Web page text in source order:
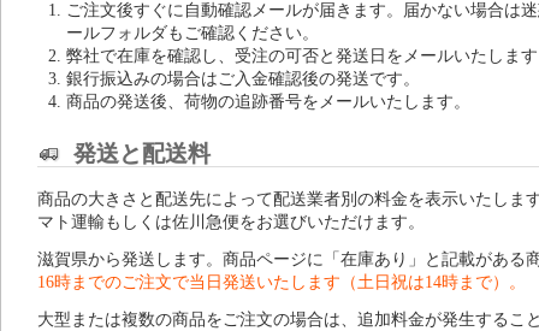
ご注文後すぐに自動確認メールが届きます。届かない場合は
ールフォルダもご確認ください。
弊社で在庫を確認し、受注の可否と発送日をメールいたしま
銀行振込みの場合はご入金確認後の発送です。
商品の発送後、荷物の追跡番号をメールいたします。
発送と配送料
商品の大きさと配送先によって配送業者別の料金を表示いたしま
マト運輸もしくは佐川急便をお選びいただけます。
滋賀県から発送します。商品ページに「在庫あり」と記載がある
16時までのご注文で当日発送いたします（土日祝は14時まで）。
大型または複数の商品をご注文の場合は、追加料金が発生するこ